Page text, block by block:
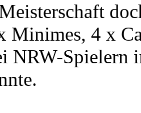
Minimes, 4 x
NRW-Spielern